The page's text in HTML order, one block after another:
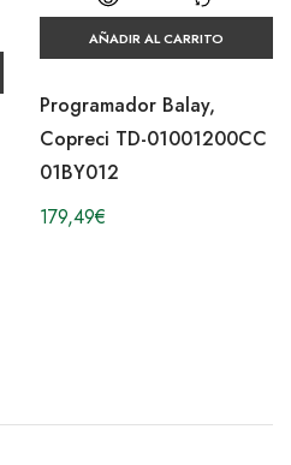
AÑADIR AL CARRITO
Programador Balay,
Copreci TD-01001200CC
01BY012
179,49€